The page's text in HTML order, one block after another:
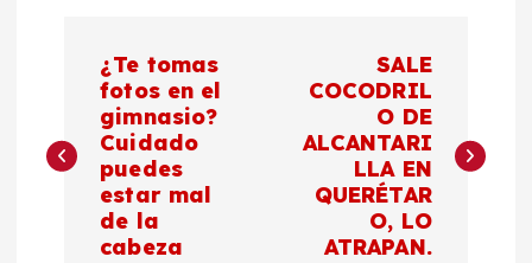
v
¿Te tomas
fotos en el
gimnasio?
Cuidado
puedes
estar mal
de la
cabeza
SALE
COCODRIL
O DE
ALCANTARI
LLA EN
QUERÉTAR
O, LO
ATRAPAN.